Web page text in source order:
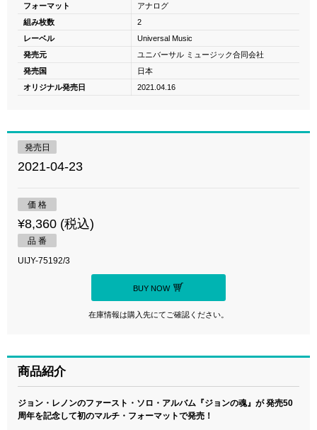
フォーマット
アナログ
組み枚数
2
レーベル
Universal Music
発売元
ユニバーサル ミュージック合同会社
発売国
日本
オリジナル発売日
2021.04.16
発売日
2021-04-23
価 格
¥8,360 (税込)
品 番
UIJY-75192/3
BUY NOW
在庫情報は購入先にてご確認ください。
商品紹介
ジョン・レノンのファースト・ソロ・アルバム『ジョンの魂』が 発売50
周年を記念して初のマルチ・フォーマットで発売！